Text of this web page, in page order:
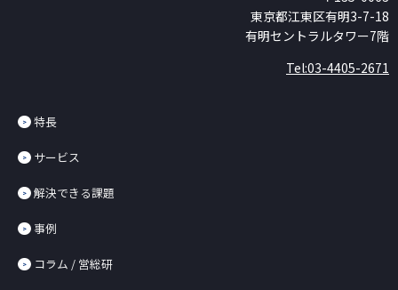
東京都江東区有明3-7-18
有明セントラルタワー7階
Tel:03-4405-2671
特長
サービス
解決できる課題
事例
コラム / 営総研